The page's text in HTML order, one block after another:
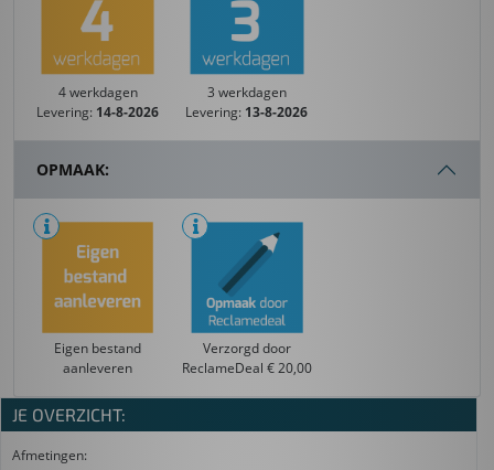
4 werkdagen
Levering: 14-8-2026
3 werkdagen
Levering: 13-8-2026
OPMAAK:
Eigen bestand
aanleveren
Verzorgd door
ReclameDeal € 20,00
JE OVERZICHT:
Afmetingen: